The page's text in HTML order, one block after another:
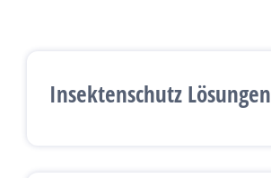
Insektenschutz Lösungen